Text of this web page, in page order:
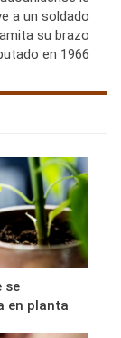
a un soldado
su brazo
en 1966
se
en planta